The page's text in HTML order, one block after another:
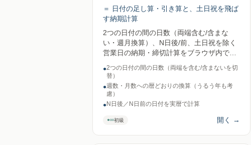
＝ 日付の足し算・引き算と、土日祝を飛ば
す納期計算
2つの日付の間の日数（両端含む/含まな
い・週月換算）、N日後/前、土日祝を除く
営業日の納期・締切計算をブラウザ内で即
●2つの日付の間の日数（両端を含む/含まないを切
替）
●週数・月数への暦どおりの換算（うるう年も考
慮）
●N日後／N日前の日付を実暦で計算
●○○初級 開く →